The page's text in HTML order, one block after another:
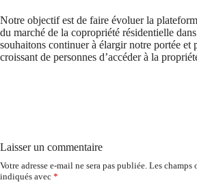
Notre objectif est de faire évoluer la
du marché de la copropriété résidentielle
souhaitons continuer à élargir notre portée et
croissant de personnes d’accéder à la
Laisser un commentaire
Votre adresse e-mail ne sera pas publiée. Les champs
indiqués avec *